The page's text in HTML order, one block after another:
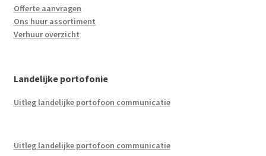
Offerte aanvragen
Ons huur assortiment
Verhuur overzicht
Landelijke portofonie
Uitleg landelijke portofoon communicatie
Uitleg landelijke portofoon communicatie